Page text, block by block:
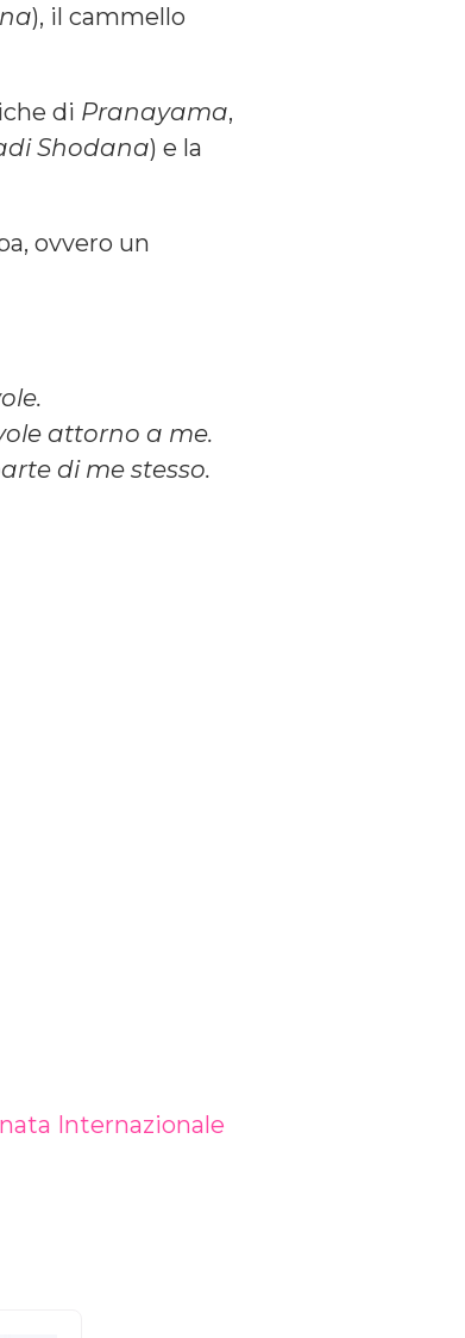
), il cammello
di Pranayama,
Shodana) e la
ovvero un
attorno a me.
di me stesso.
Internazionale